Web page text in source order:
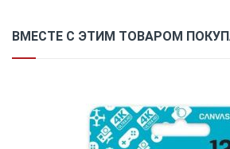
ВМЕСТЕ С ЭТИМ ТОВАРОМ